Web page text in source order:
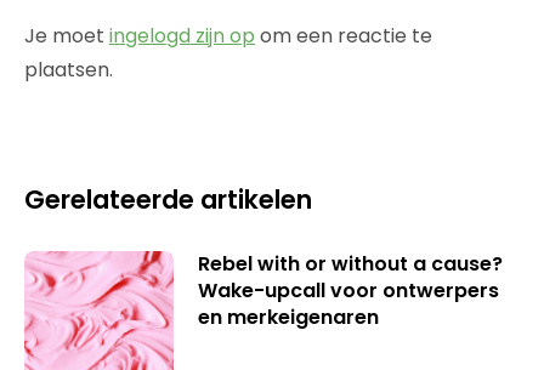
Je moet ingelogd zijn op om een reactie te
plaatsen.
Gerelateerde artikelen
Rebel with or without a cause?
Wake-upcall voor ontwerpers
en merkeigenaren